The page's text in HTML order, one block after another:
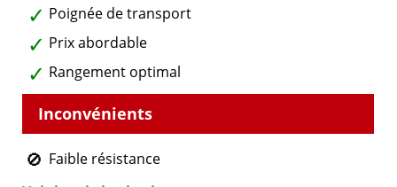
Poignée de transport
Prix abordable
Rangement optimal
Faible résistance